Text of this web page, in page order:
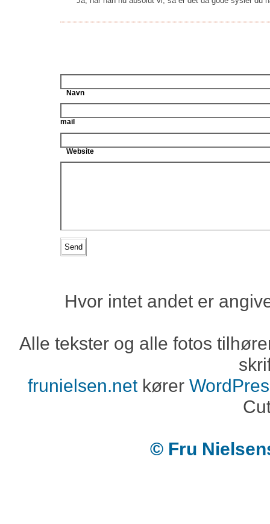
Navn
mail
Website
Hvor intet andet er
Alle tekster og alle fotos
frunielsen.netkører
© Fru